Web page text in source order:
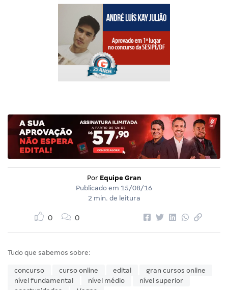
Por Equipe Gran
Publicado em 15/08/16
2 min. de leitura
0 0
Tudo que sabemos sobre:
concurso curso online edital
gran cursos online
nível fundamental
nível médio
nível superior